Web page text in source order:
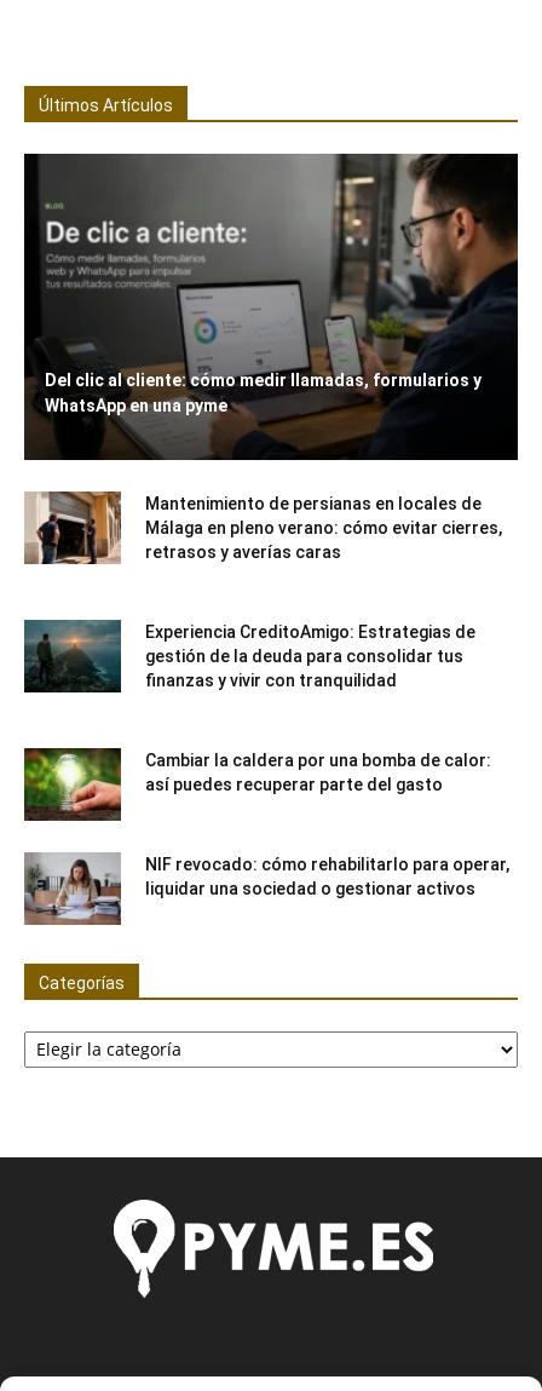
Últimos Artículos
Del clic al cliente: cómo medir llamadas, formularios y
WhatsApp en una pyme
Mantenimiento de persianas en locales de
Málaga en pleno verano: cómo evitar cierres,
retrasos y averías caras
Experiencia CreditoAmigo: Estrategias de
gestión de la deuda para consolidar tus
finanzas y vivir con tranquilidad
Cambiar la caldera por una bomba de calor:
así puedes recuperar parte del gasto
NIF revocado: cómo rehabilitarlo para operar,
liquidar una sociedad o gestionar activos
Categorías
Categorías